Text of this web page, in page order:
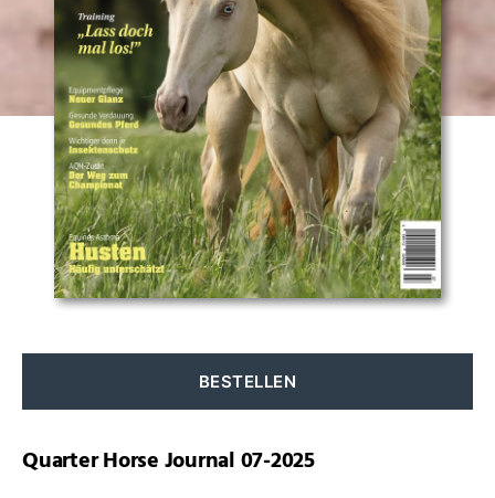
QUARTER
HORSE
JOURNAL
07-
2025
Nach
unten
scrollen
BESTELLEN
Quarter Horse Journal 07-2025